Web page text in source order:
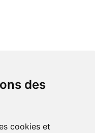
des
cookies et
commande à Amiens
recevez-là rapidement